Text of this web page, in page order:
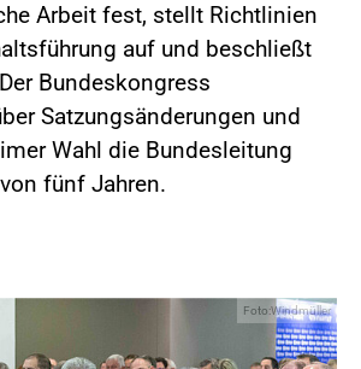
Arbeit fest, stellt Richtlinien
auf und beschließt
Bundeskongress
Satzungsänderungen und
Wahl die Bundesleitung
fünf Jahren.
Foto:Windmüller